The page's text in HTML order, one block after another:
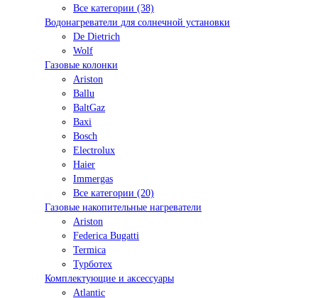
Все категории (38)
Водонагреватели для солнечной установки
De Dietrich
Wolf
Газовые колонки
Ariston
Ballu
BaltGaz
Baxi
Bosсh
Electrolux
Haier
Immergas
Все категории (20)
Газовые накопительные нагреватели
Ariston
Federica Bugatti
Termica
Турботех
Комплектующие и аксессуары
Atlantic